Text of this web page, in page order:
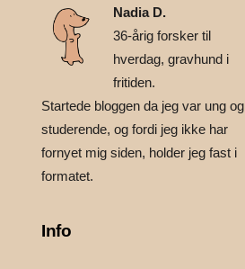
Nadia D.
36-årig forsker til
hverdag, gravhund i
fritiden.
Startede bloggen da jeg var ung og
studerende, og fordi jeg ikke har
fornyet mig siden, holder jeg fast i
formatet.
Info